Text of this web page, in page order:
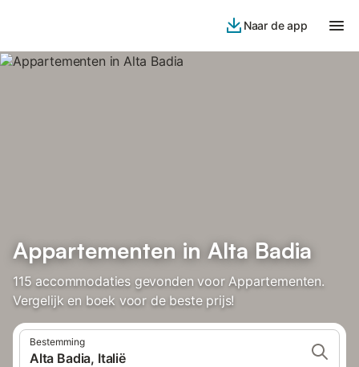
Naar de app
Appartementen in Alta Badia
115 accommodaties gevonden voor Appartementen.
Vergelijk en boek voor de beste prijs!
Bestemming
Alta Badia, Italië